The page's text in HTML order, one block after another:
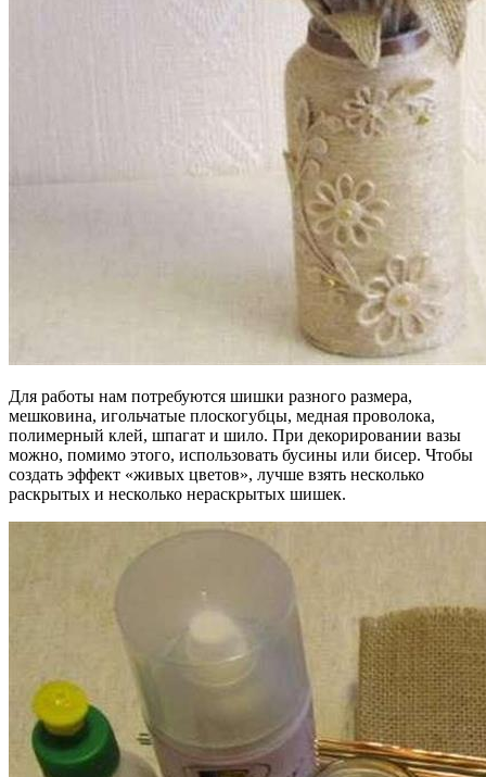
Для работы нам потребуются шишки разного размера,
мешковина, игольчатые плоскогубцы, медная проволока,
полимерный клей, шпагат и шило. При декорировании вазы
можно, помимо этого, использовать бусины или бисер. Чтобы
создать эффект «живых цветов», лучше взять несколько
раскрытых и несколько нераскрытых шишек.